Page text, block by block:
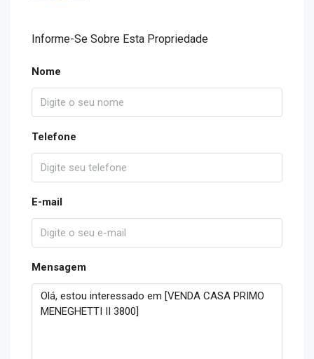
Informe-Se Sobre Esta Propriedade
Nome
Telefone
E-mail
Mensagem